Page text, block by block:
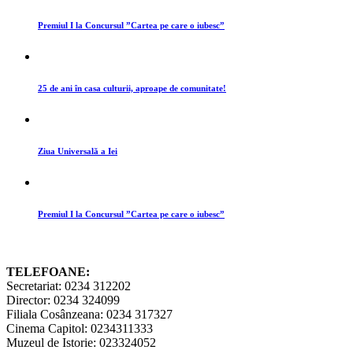
Premiul I la Concursul ”Cartea pe care o iubesc”
25 de ani în casa culturii, aproape de comunitate!
Ziua Universală a Iei
Premiul I la Concursul ”Cartea pe care o iubesc”
TELEFOANE:
Secretariat: 0234 312202
Director: 0234 324099
Filiala Cosânzeana: 0234 317327
Cinema Capitol: 0234311333
Muzeul de Istorie: 023324052